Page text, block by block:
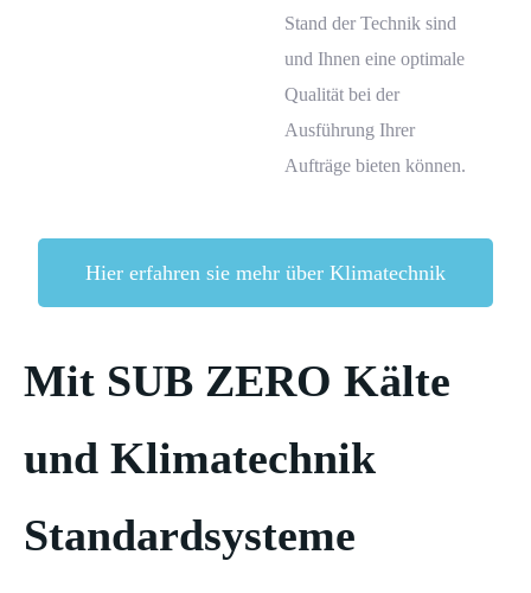
Stand der Technik sind
und Ihnen eine optimale
Qualität bei der
Ausführung Ihrer
Aufträge bieten können.
Hier erfahren sie mehr über Klimatechnik
Mit SUB ZERO Kälte
und Klimatechnik
Standardsysteme